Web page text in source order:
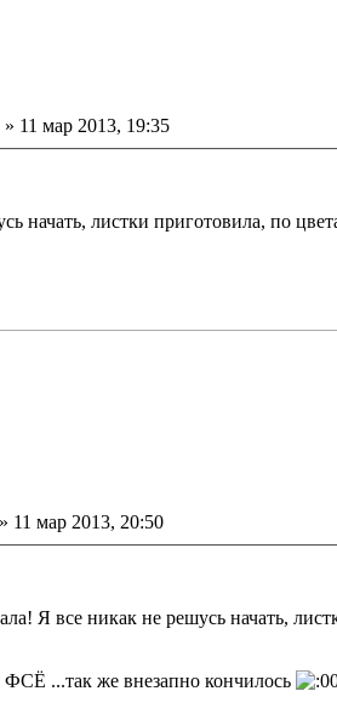
» 11 мар 2013, 19:35
начать, листки приготовила, по
» 11 мар 2013, 20:50
Я все никак не решусь начать,
...так же внезапно кончилось